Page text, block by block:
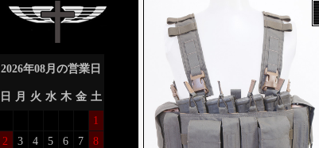
2026年08月の営業日
日 月 火 水 木 金 土
1
2
3 4 5 6 7
8